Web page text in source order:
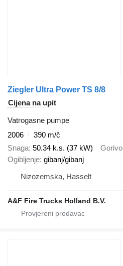
Ziegler Ultra Power TS 8/8
Cijena na upit
Vatrogasne pumpe
2006
390 m/č
Snaga 50.34 k.s. (37 kW) Gorivo
Ogibljenje gibanj/gibanj
Nizozemska, Hasselt
A&F Fire Trucks Holland B.V.